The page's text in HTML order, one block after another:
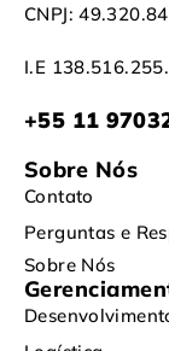
CNPJ:
I.E
+55 11
Sobre Nós
Contato
Perguntas e
Sobre Nós